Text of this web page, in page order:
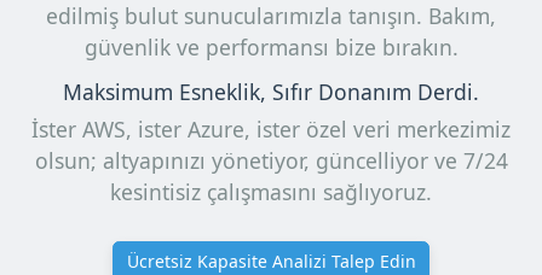
edilmiş bulut sunucularımızla tanışın. Bakım,
güvenlik ve performansı bize bırakın.
Maksimum Esneklik, Sıfır Donanım Derdi.
İster AWS, ister Azure, ister özel veri merkezimiz
olsun; altyapınızı yönetiyor, güncelliyor ve 7/24
kesintisiz çalışmasını sağlıyoruz.
Ücretsiz Kapasite Analizi Talep Edin